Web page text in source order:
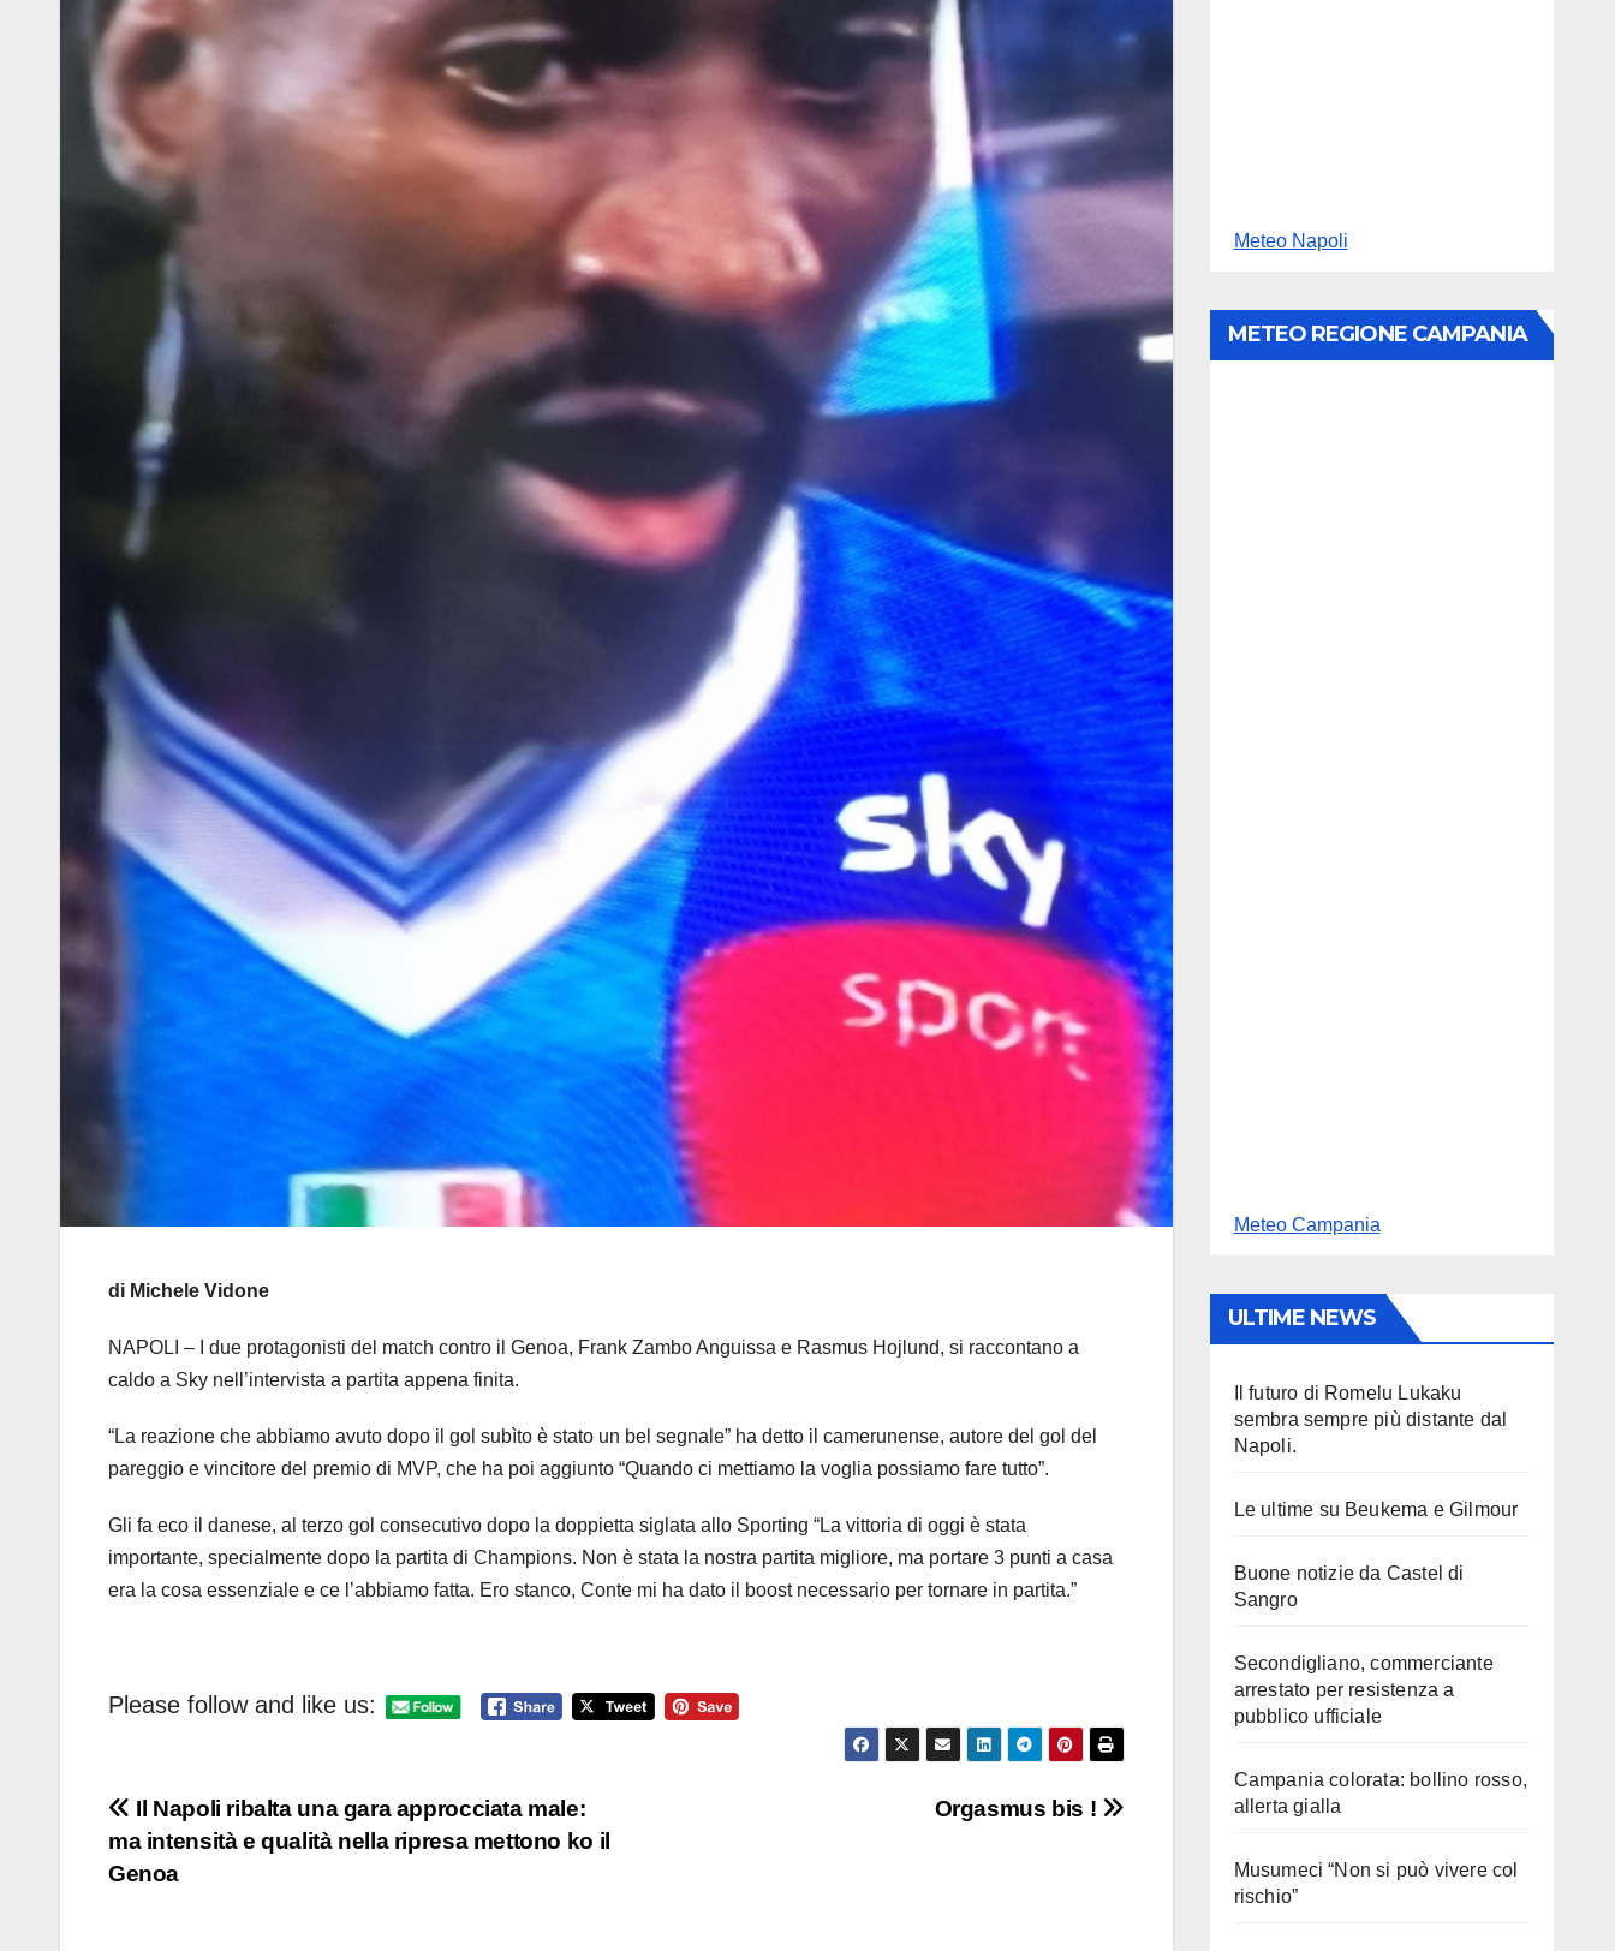
di Michele Vidone
NAPOLI – I due protagonisti del match contro il Genoa, Frank Zambo Anguissa e Rasmus Hojlund, si raccontano a
caldo a Sky nell’intervista a partita appena finita.
“La reazione che abbiamo avuto dopo il gol subìto è stato un bel segnale” ha detto il camerunense, autore del gol del
pareggio e vincitore del premio di MVP, che ha poi aggiunto “Quando ci mettiamo la voglia possiamo fare tutto”.
Gli fa eco il danese, al terzo gol consecutivo dopo la doppietta siglata allo Sporting “La vittoria di oggi è stata
importante, specialmente dopo la partita di Champions. Non è stata la nostra partita migliore, ma portare 3 punti a casa
era la cosa essenziale e ce l’abbiamo fatta. Ero stanco, Conte mi ha dato il boost necessario per tornare in partita.”
Please follow and like us:
Navigazione
articoli
Orgasmus bis !
Il Napoli ribalta una gara approcciata male:
ma intensità e qualità nella ripresa mettono ko il
Genoa
Meteo Napoli
METEO REGIONE CAMPANIA
Meteo Campania
ULTIME NEWS
Il futuro di Romelu Lukaku
sembra sempre più distante dal
Napoli.
Le ultime su Beukema e Gilmour
Buone notizie da Castel di
Sangro
Secondigliano, commerciante
arrestato per resistenza a
pubblico ufficiale
Campania colorata: bollino rosso,
allerta gialla
Musumeci “Non si può vivere col
rischio”